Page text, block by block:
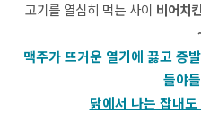
고기를 열심히 먹는 사이 비어치
맥주가 뜨거운 열기에 끓고 증
들야
닭에서 나는 잡내